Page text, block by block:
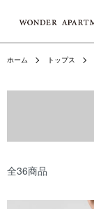
ホーム トップス
全36商品